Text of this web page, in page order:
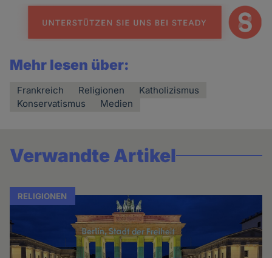
Mehr lesen über:
Frankreich Religionen
Katholizismus
Konservatismus
Medien
Verwandte Artikel
RELIGIONEN